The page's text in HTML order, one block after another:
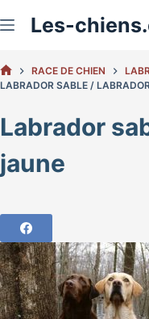
au
Les-
ACCUEIL
RACE DE CHIEN
LABRADOR SABLE /
Labrador
jaune